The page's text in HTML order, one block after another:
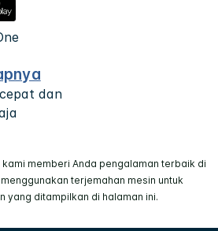
dan
memberi Anda pengalaman terbaik di
terjemahan mesin untuk
yang ditampilkan di halaman ini.